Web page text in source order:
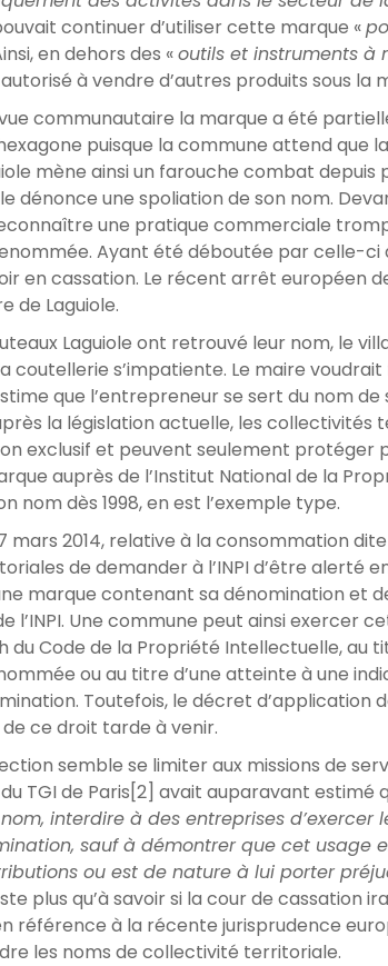
continuer d’utiliser cette marque «
en dehors des «outils et instruments à
à vendre d’autres produits sous la
vue communautaire la marque a été
puisque la commune attend que
mène ainsi un farouche combat depuis
dénonce une spoliation de son nom.
une pratique commerciale
Ayant été déboutée par celle-ci
en cassation. Le récent arrêt européen
de Laguiole.
Laguiole ont retrouvé leur nom, le
coutellerie s’impatiente. Le maire
que l’entrepreneur se sert du nom
la législation actuelle, les
exclusif et peuvent seulement
auprès de l’Institut National de la
nom dès 1998, en est l’exemple type.
mars 2014, relative à la consommation
de demander à l’INPI d’être alerté
marque contenant sa dénomination et
l’INPI. Une commune peut ainsi exercer
du Code de la Propriété Intellectuelle, au
ou au titre d’une atteinte à une
Toutefois, le décret d’application
ce droit tarde à venir.
semble se limiter aux missions de
TGI de Paris[2] avait auparavant estimé
interdire à des entreprises d’exercer
sauf à démontrer que cet usage
ou est de nature à lui porter
plus qu’à savoir si la cour de cassation
référence à la récente jurisprudence
les noms de collectivité territoriale.